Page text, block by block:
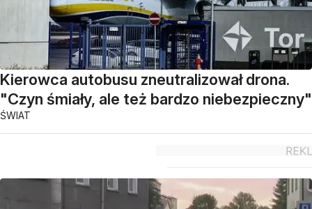
Kierowca autobusu zneutralizował drona.
"Czyn śmiały, ale też bardzo niebezpieczny"
ŚWIAT